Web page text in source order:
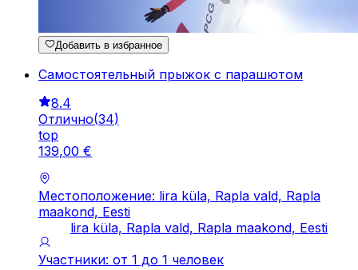
Добавить в избранное
Самостоятельный прыжок с парашютом
8.4
Отлично(34)
top
139,00 €
Местоположение: lira küla, Rapla vald, Rapla
maakond, Eesti
lira küla, Rapla vald, Rapla maakond, Eesti
Участники: от 1 до 1 человек